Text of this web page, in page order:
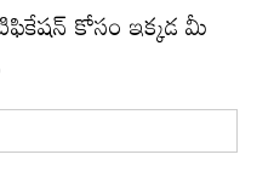
కోసం ఇక్కడ మీ